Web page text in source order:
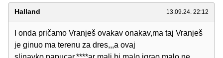
Halland 13.09.24. 22:12
I onda pričamo Vranješ ovakav onakav,ma taj Vranješ
je ginuo ma terenu za dres,,,a ovaj